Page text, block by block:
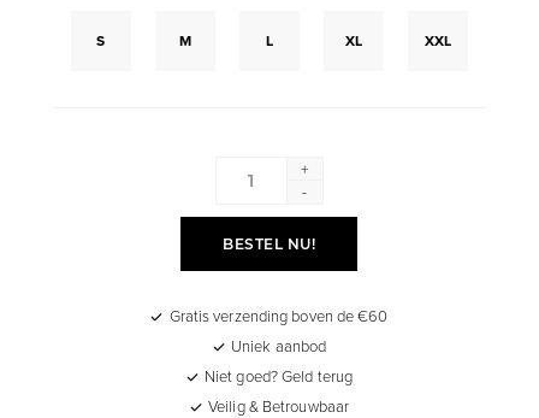
S M L XL XXL
+
-
BESTEL NU!
Gratis verzending boven de €60
Uniek aanbod
Niet goed? Geld terug
Veilig & Betrouwbaar